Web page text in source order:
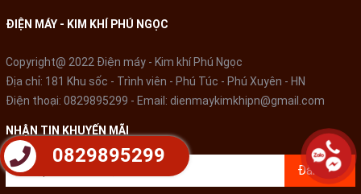
nhiễm vào thức ăn, thân thiện với môi trường. Lớp chống dính
vệ sức khỏe người tiêu dùng.
ĐIỆN MÁY - KIM KHÍ PHÚ NGỌC
Copyright@ 2022 Điện máy - Kim khí Phú Ngọc
Địa chỉ: 181 Khu sốc - Trình viên - Phú Túc - Phú Xuyên - HN
Điện thoại: 0829895299 - Email: dienmaykimkhipn@gmail.com
NHẬN TIN KHUYẾN MÃI
Đăng ký
0829895299